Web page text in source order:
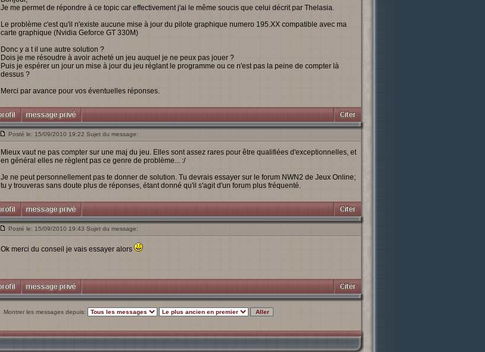
Je me permet de répondre à ce topic car effectivement j'ai le même soucis que celui décrit par Thelasia.
Le problème c'est qu'il n'existe aucune mise à jour du pilote graphique numero 195.XX compatible avec ma
carte graphique (Nvidia Geforce GT 330M)
Donc y a t il une autre solution ?
Dois je me résoudre à avoir acheté un jeu auquel je ne peux pas jouer ?
Puis je espérer un jour un mise à jour du jeu réglant le programme ou ce n'est pas la peine de compter là
dessus ?
Merci par avance pour vos éventuelles réponses.
Posté le: 15/09/2010 19:22 Sujet du message:
Mieux vaut ne pas compter sur une maj du jeu. Elles sont assez rares pour être qualifiées d'exceptionnelles, et
en général elles ne règlent pas ce genre de problème... :/
Je ne peut personnellement pas te donner de solution. Tu devrais essayer sur le forum NWN2 de Jeux Online;
tu y trouveras sans doute plus de réponses, étant donné qu'il s'agit d'un forum plus fréquenté.
Posté le: 15/09/2010 19:43 Sujet du message:
Ok merci du conseil je vais essayer alors
Montrer les messages depuis: